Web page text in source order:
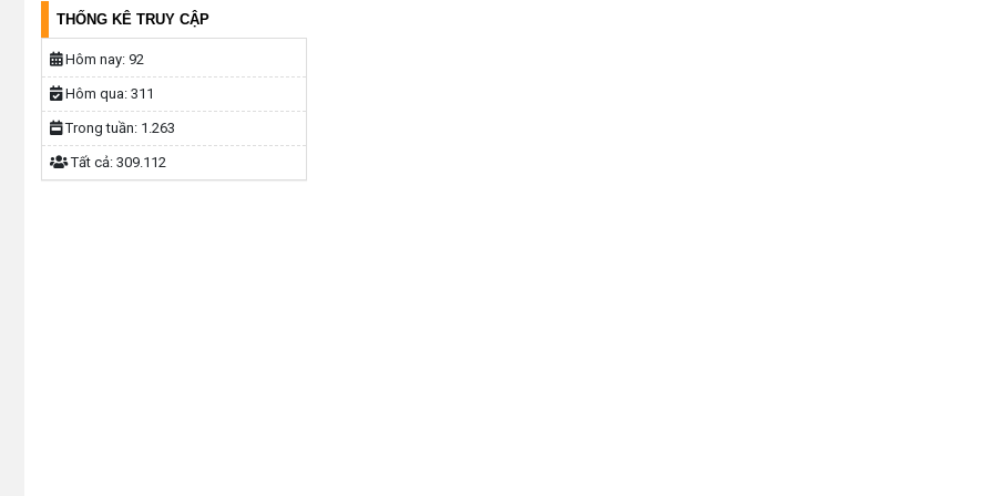
THỐNG KÊ TRUY CẬP
Hôm nay: 92
Hôm qua: 311
Trong tuần: 1.263
Tất cả: 309.112